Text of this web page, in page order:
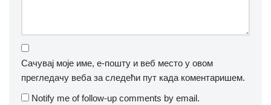
Сачувај моје име, е-пошту и веб место у овом
прегледачу веба за следећи пут када коментаришем.
Notify me of follow-up comments by email.